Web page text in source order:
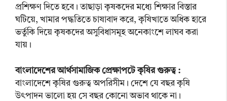
প্রশিক্ষণ দিতে হবে। তাছাড়া কৃষকদের মধ্যে শিক্ষার বিস্তার
ঘটিয়ে, খামার পদ্ধতিতে চাষাবাদ করে, কৃষিখাতে অধিক হারে
ভর্তুকি দিয়ে কৃষকদের অসুবিধাসমূহ অনেকাংশে লাঘব করা
যায়।
বাংলাদেশের আর্থসামাজিক প্রেক্ষাপটে কৃষির গুরুত্ব :
বাংলাদেশে কৃষির গুরুত্ব অপরিসীম। দেশে যে বছর কৃষি
উৎপাদন ভালো হয় সে বছর কোনো অভাব থাকে না।